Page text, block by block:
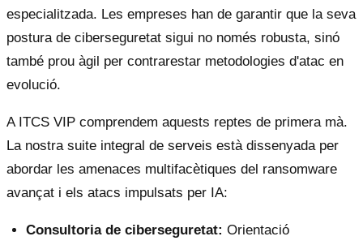
especialitzada. Les empreses han de garantir que la seva
postura de ciberseguretat sigui no només robusta, sinó
també prou àgil per contrarestar metodologies d'atac en
evolució.
A ITCS VIP comprendem aquests reptes de primera mà.
La nostra suite integral de serveis està dissenyada per
abordar les amenaces multifacètiques del ransomware
avançat i els atacs impulsats per IA:
Consultoria de ciberseguretat: Orientació